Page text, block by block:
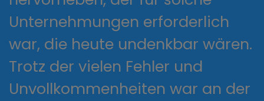
Unternehmungen erforderlich
war, die heute undenkbar wären.
Trotz der vielen Fehler und
Unvollkommenheiten war an der